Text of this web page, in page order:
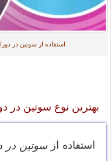
استفاده از سوتین در
بهترین نوع سوتین در
استفاده ازسوتین در